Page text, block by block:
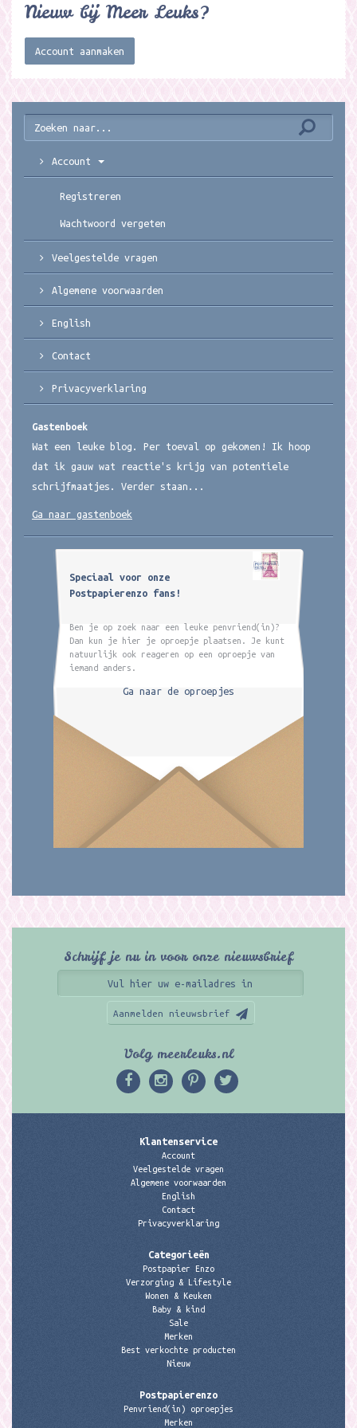
Nieuw bij Meer Leuks?
Account aanmaken
Account
Registreren
Wachtwoord vergeten
Veelgestelde vragen
Algemene voorwaarden
English
Contact
Privacyverklaring
Gastenboek
Wat een leuke blog. Per toeval op gekomen! Ik hoop
dat ik gauw wat reactie's krijg van potentiele
schrijfmaatjes. Verder staan...
Ga naar gastenboek
Speciaal voor onze
Postpapierenzo fans!
Ben je op zoek naar een leuke penvriend(in)?
Dan kun je hier je oproepje plaatsen. Je kunt
natuurlijk ook reageren op een oproepje van
iemand anders.
Ga naar de oproepjes
Schrijf je nu in voor onze nieuwsbrief
Aanmelden nieuwsbrief
Volg meerleuks.nl
Klantenservice
Account
Veelgestelde vragen
Algemene voorwaarden
English
Contact
Privacyverklaring
Categorieën
Postpapier Enzo
Verzorging & Lifestyle
Wonen & Keuken
Baby & kind
Sale
Merken
Best verkochte producten
Nieuw
Postpapierenzo
Penvriend(in) oproepjes
Merken